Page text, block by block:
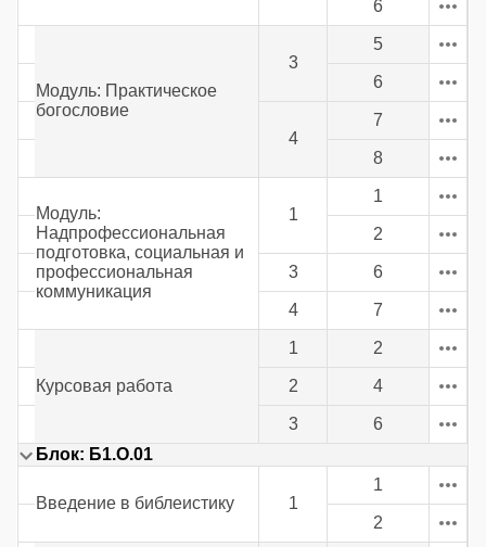
6
Модуль: Практическое
богословие
3
5
6
4
7
8
Модуль:
Надпрофессиональная
подготовка, социальная и
профессиональная
коммуникация
1
1
2
3 6
4 7
Курсовая работа
1 2
2 4
3
6
Блок: Б1.О.01
Введение в библеистику 1
1
2